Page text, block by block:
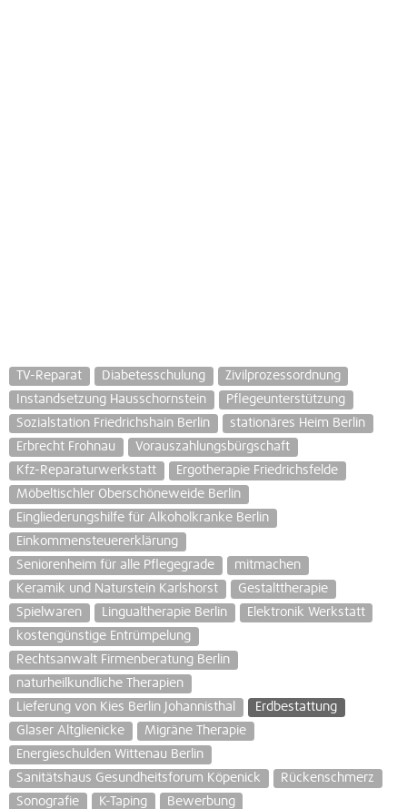
TV-Reparat Diabetesschulung
Zivilprozessordnung
Instandsetzung Hausschornstein
Pflegeunterstützung
Sozialstation Friedrichshain Berlin
stationäres Heim Berlin
Erbrecht Frohnau
Vorauszahlungsbürgschaft
Kfz-Reparaturwerkstatt
Ergotherapie Friedrichsfelde
Möbeltischler Oberschöneweide Berlin
Eingliederungshilfe für Alkoholkranke Berlin
Einkommensteuererklärung
Seniorenheim für alle Pflegegrade
mitmachen
Keramik und Naturstein Karlshorst
Gestalttherapie
Spielwaren
Lingualtherapie Berlin
Elektronik Werkstatt
kostengünstige Entrümpelung
Rechtsanwalt Firmenberatung Berlin
naturheilkundliche Therapien
Lieferung von Kies Berlin Johannisthal
Erdbestattung
Glaser Altglienicke
Migräne Therapie
Energieschulden Wittenau Berlin
Sanitätshaus Gesundheitsforum Köpenick
Rückenschmerz
Sonografie
K-Taping
Bewerbung